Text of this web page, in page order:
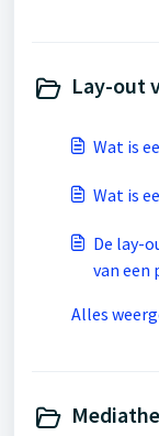
Lay-out
Wat is
Wat is
De lay-
van een
Alles